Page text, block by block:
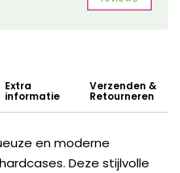
Extra
informatie
Verzenden &
Retourneren
en moderne
Deze stijlvolle